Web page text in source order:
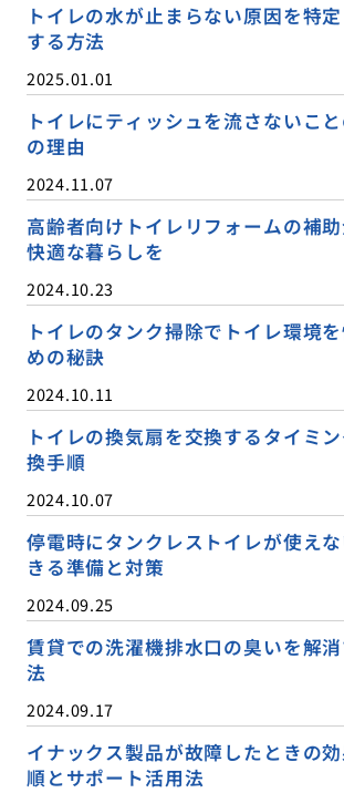
トイレの水が止まらない原因を特
する方法
2025.01.01
トイレにティッシュを流さないこ
の理由
2024.11.07
高齢者向けトイレリフォームの補
快適な暮らしを
2024.10.23
トイレのタンク掃除でトイレ環境
めの秘訣
2024.10.11
トイレの換気扇を交換するタイミ
換手順
2024.10.07
停電時にタンクレストイレが使え
きる準備と対策
2024.09.25
賃貸での洗濯機排水口の臭いを解
法
2024.09.17
イナックス製品が故障したときの
順とサポート活用法